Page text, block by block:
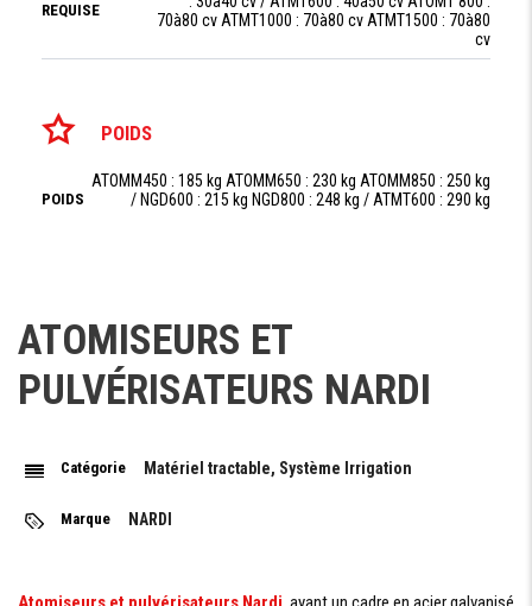
REQUISE
70à80 cv ATMT1000 : 70à80 cv ATMT1500 : 70à80
cv
POIDS
POIDS
ATOMM450 : 185 kg ATOMM650 : 230 kg ATOMM850 : 250 kg
/ NGD600 : 215 kg NGD800 : 248 kg / ATMT600 : 290 kg
Demande De Devis
Demande Financement
ATOMISEURS ET
PULVÉRISATEURS NARDI
Catégorie Matériel tractable, Système Irrigation
Marque NARDI